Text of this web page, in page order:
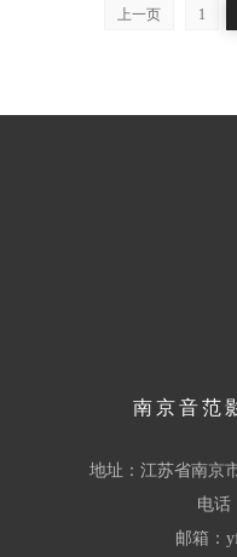
上一页 1
南京音范
地址：江苏省南京
电话
邮箱：